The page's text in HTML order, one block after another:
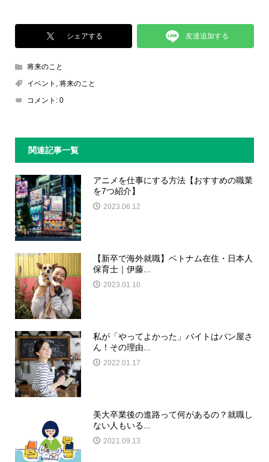
シェアする 友達追加する
将来のこと
イベント , 将来のこと
コメント: 0
関連記事一覧
アニメを仕事にする方法【おすすめの職業
を7つ紹介】
2023.06.12
【新卒で海外就職】ベトナム在住・日本人
保育士｜伊藤...
2023.01.10
私が「やってよかった」バイトはパン屋さ
ん！その理由...
2022.01.17
美大卒業後の進路って何があるの？就職し
ない人もいる...
2021.09.13